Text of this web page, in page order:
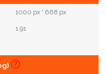
1000 px * 668 px
1.91